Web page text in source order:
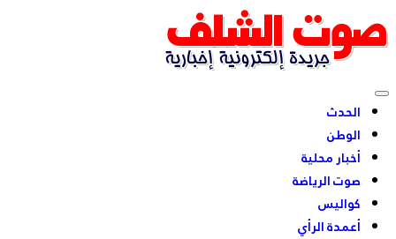
Skip
to
content
بشعار للحقيقة عنوان
الحدث
الوطن
أخبار محلية
صوت الرياضة
كواليس
أعمدة الرأي